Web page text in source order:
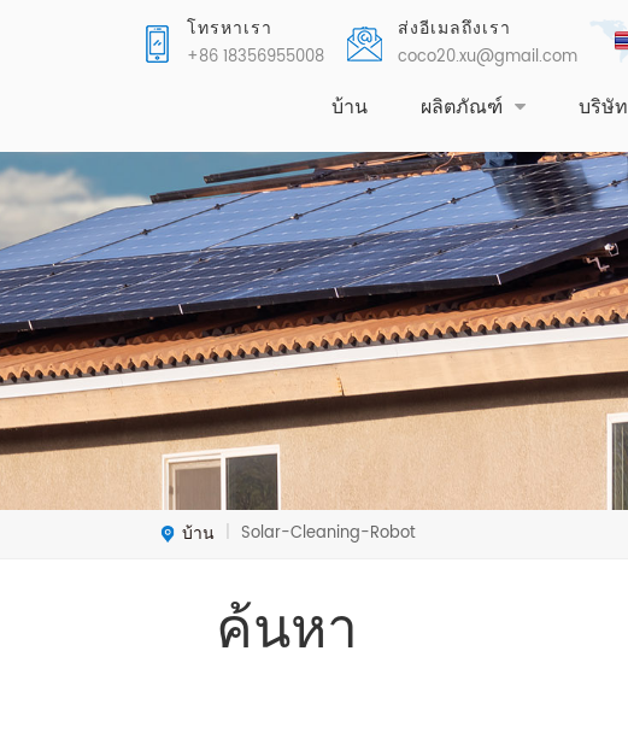
โทรหาเรา
+86 18356955008
ส่งอีเมลถึงเรา
coco20.xu@gmail.com
บ้าน ผลิตภัณฑ์ บริษัท
บ้าน | Solar-Cleaning-Robot
ค้นหา